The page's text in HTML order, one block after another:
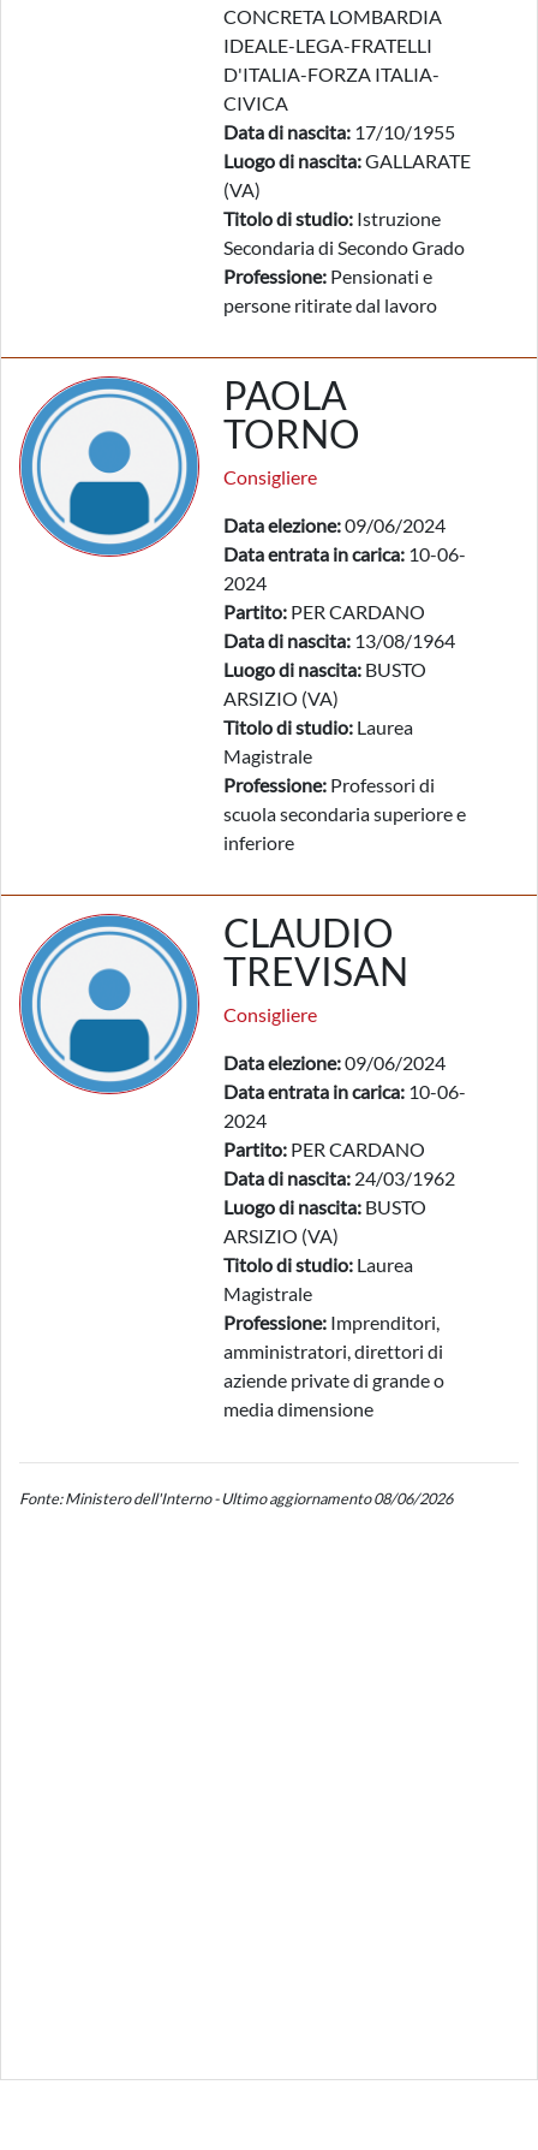
CONCRETA LOMBARDIA
IDEALE-LEGA-FRATELLI
D'ITALIA-FORZA ITALIA-
CIVICA
Data di nascita: 17/10/1955
Luogo di nascita:GALLARATE
(VA)
Titolo di studio: Istruzione
Secondaria di Secondo Grado
Professione: Pensionati e
persone ritirate dal lavoro
PAOLA
TORNO
Consigliere
Data elezione:09/06/2024
Data entrata in carica: 10-06-
2024
Partito: PER CARDANO
Data di nascita: 13/08/1964
Luogo di nascita: BUSTO
ARSIZIO (VA)
Titolo di studio: Laurea
Magistrale
Professione: Professori di
scuola secondaria superiore e
inferiore
CLAUDIO
TREVISAN
Consigliere
Data elezione:09/06/2024
Data entrata in carica: 10-06-
2024
Partito: PER CARDANO
Data di nascita: 24/03/1962
Luogo di nascita: BUSTO
ARSIZIO (VA)
Titolo di studio: Laurea
Magistrale
Professione: Imprenditori,
amministratori, direttori di
aziende private di grande o
media dimensione
Fonte: Ministero dell'Interno - Ultimo aggiornamento 08/06/2026